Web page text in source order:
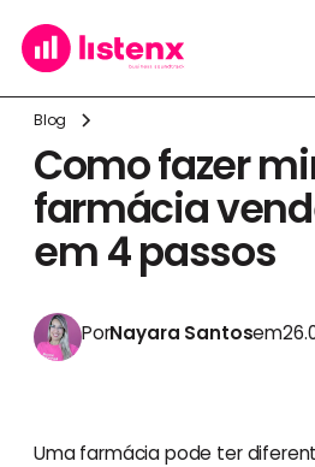
Blog
Como fazer
farmácia
em 4 passos
PorNayara Santosem
Uma farmácia pode ter